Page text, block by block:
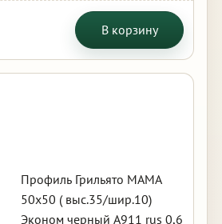
В корзину
Профиль Грильято МАМА
50х50 ( выс.35/шир.10)
Эконом черный А911 rus 0,6